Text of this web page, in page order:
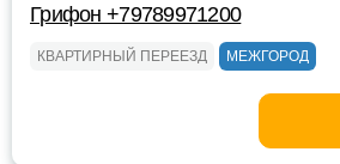
Грифон +79789971200
КВАРТИРНЫЙ ПЕРЕЕЗД МЕЖГОРОД